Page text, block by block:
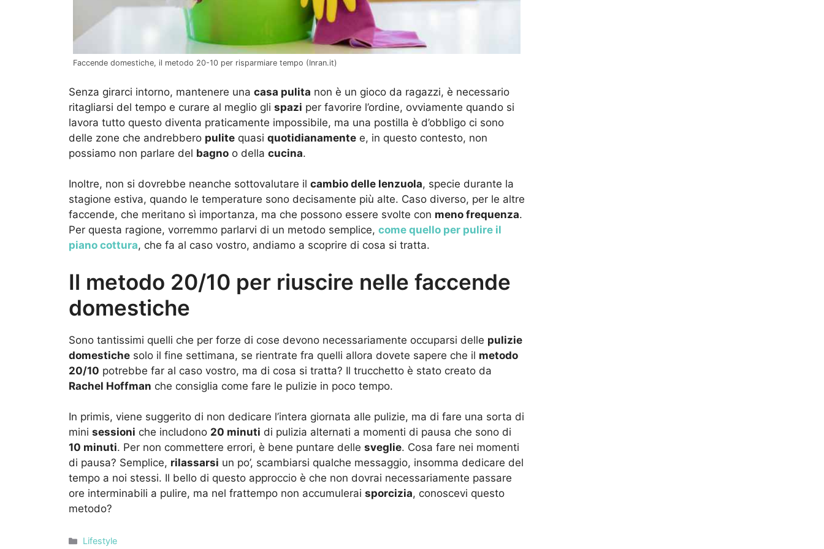
Faccende domestiche, il metodo 20-10 per risparmiare tempo (Inran.it)
Senza girarci intorno, mantenere una casa pulita non è un gioco da ragazzi, è necessario
ritagliarsi del tempo e curare al meglio gli spazi per favorire l’ordine, ovviamente quando si
lavora tutto questo diventa praticamente impossibile, ma una postilla è d’obbligo ci sono
delle zone che andrebbero pulite quasi quotidianamente e, in questo contesto, non
possiamo non parlare del bagno o della cucina.
Inoltre, non si dovrebbe neanche sottovalutare il cambio delle lenzuola, specie durante la
stagione estiva, quando le temperature sono decisamente più alte. Caso diverso, per le altre
faccende, che meritano sì importanza, ma che possono essere svolte con meno frequenza.
Per questa ragione, vorremmo parlarvi di un metodo semplice, come quello per pulire il
piano cottura, che fa al caso vostro, andiamo a scoprire di cosa si tratta.
Il metodo 20/10 per riuscire nelle faccende
domestiche
Sono tantissimi quelli che per forze di cose devono necessariamente occuparsi delle pulizie
domestiche solo il fine settimana, se rientrate fra quelli allora dovete sapere che il metodo
20/10 potrebbe far al caso vostro, ma di cosa si tratta? Il trucchetto è stato creato da
Rachel Hoffman che consiglia come fare le pulizie in poco tempo.
In primis, viene suggerito di non dedicare l’intera giornata alle pulizie, ma di fare una sorta di
mini sessioni che includono 20 minuti di pulizia alternati a momenti di pausa che sono di
10 minuti. Per non commettere errori, è bene puntare delle sveglie. Cosa fare nei momenti
di pausa? Semplice, rilassarsi un po’, scambiarsi qualche messaggio, insomma dedicare del
tempo a noi stessi. Il bello di questo approccio è che non dovrai necessariamente passare
ore interminabili a pulire, ma nel frattempo non accumulerai sporcizia, conoscevi questo
metodo?
Categorie
Lifestyle